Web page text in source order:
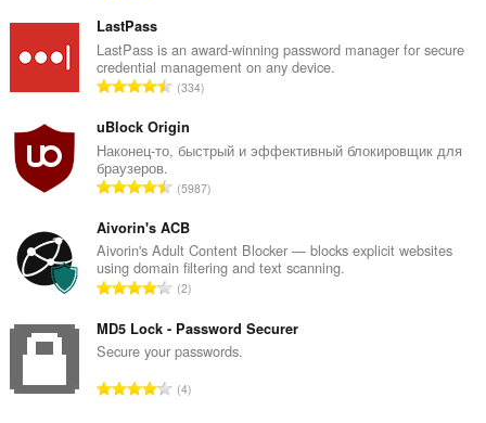
г
о
о
е
н
о
к
:
LastPass
LastPass is an award-winning password manager for secure
credential management on any device.
В
е
г
о
е
н
о
к
:
334
uBlock Origin
Наконец-то, быстрый и эффективный блокировщик для
браузеров.
В
е
г
о
о
е
н
о
к
5987
Aivorin's ACB
Aivorin's Adult Content Blocker — blocks explicit websites
using domain filtering and text scanning.
В
е
г
о
2
MD5 Lock - Password Securer
Secure your passwords.
В4